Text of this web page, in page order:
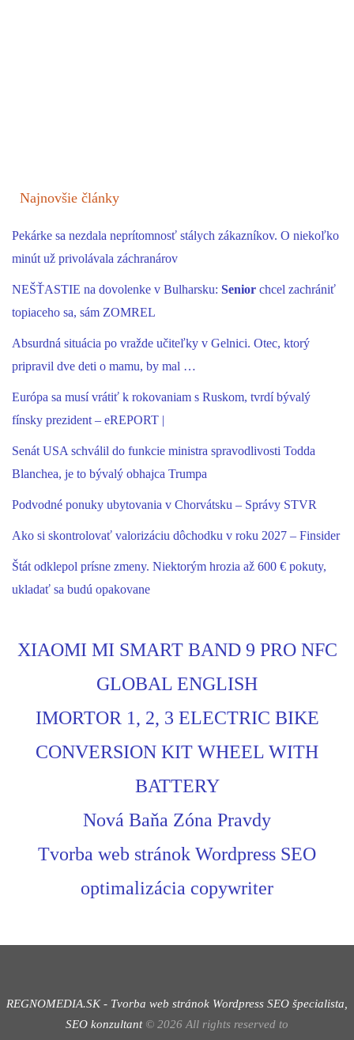
Najnovšie články
Pekárke sa nezdala neprítomnosť stálych zákazníkov. O niekoľko
minút už privolávala záchranárov
NEŠŤASTIE na dovolenke v Bulharsku: Senior chcel zachrániť
topiaceho sa, sám ZOMREL
Absurdná situácia po vražde učiteľky v Gelnici. Otec, ktorý
pripravil dve deti o mamu, by mal …
Európa sa musí vrátiť k rokovaniam s Ruskom, tvrdí bývalý
fínsky prezident – eREPORT |
Senát USA schválil do funkcie ministra spravodlivosti Todda
Blanchea, je to bývalý obhajca Trumpa
Podvodné ponuky ubytovania v Chorvátsku – Správy STVR
Ako si skontrolovať valorizáciu dôchodku v roku 2027 – Finsider
Štát odklepol prísne zmeny. Niektorým hrozia až 600 € pokuty,
ukladať sa budú opakovane
XIAOMI MI SMART BAND 9 PRO NFC
GLOBAL ENGLISH
IMORTOR 1, 2, 3 ELECTRIC BIKE
CONVERSION KIT WHEEL WITH
BATTERY
Nová Baňa Zóna Pravdy
Tvorba web stránok Wordpress SEO
optimalizácia copywriter
REGNOMEDIA.SK - Tvorba web stránok Wordpress SEO špecialista,
SEO konzultant© 2026 All rights reserved to